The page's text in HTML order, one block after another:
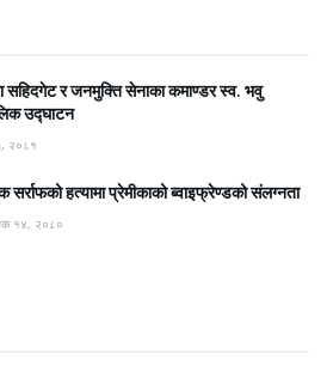
सहिदगेट र जनमुक्ति सेनाका कमाण्डर स्व. भवु
उद्घाटन
२०८१
सर्राफको हत्यामा प्रेमीकाको ब्वाइफ्रेण्डको संलग्नता
१४, २०८०